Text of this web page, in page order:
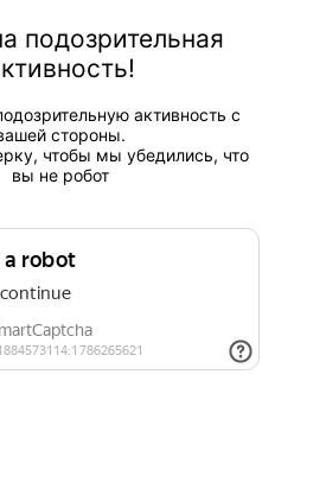
подозрительная
активность с
стороны.
чтобы мы убедились, что
вы не робот